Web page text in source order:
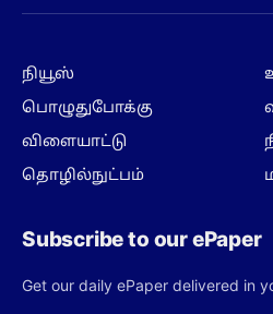
நியூஸ்
பொழுதுபோக்கு
விளையாட்டு
தொழில்நுட்பம்
Subscribe to our ePaper
Get our daily ePaper delivered in